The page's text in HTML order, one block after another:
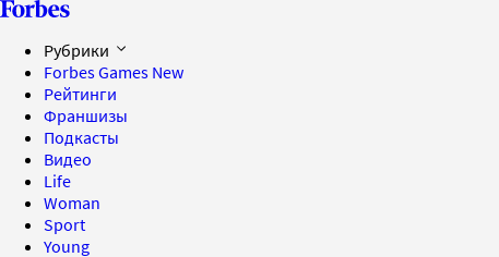
Рубрики
Forbes Games New
Рейтинги
Франшизы
Подкасты
Видео
Life
Woman
Sport
Young